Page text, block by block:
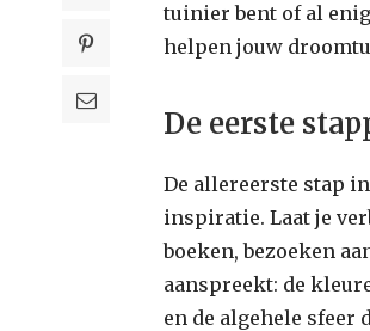
tuinier bent of al
helpen jouw
De eerste
De allereerste stap
inspiratie. Laat je
boeken, bezoeken
aanspreekt: de
en de algehele